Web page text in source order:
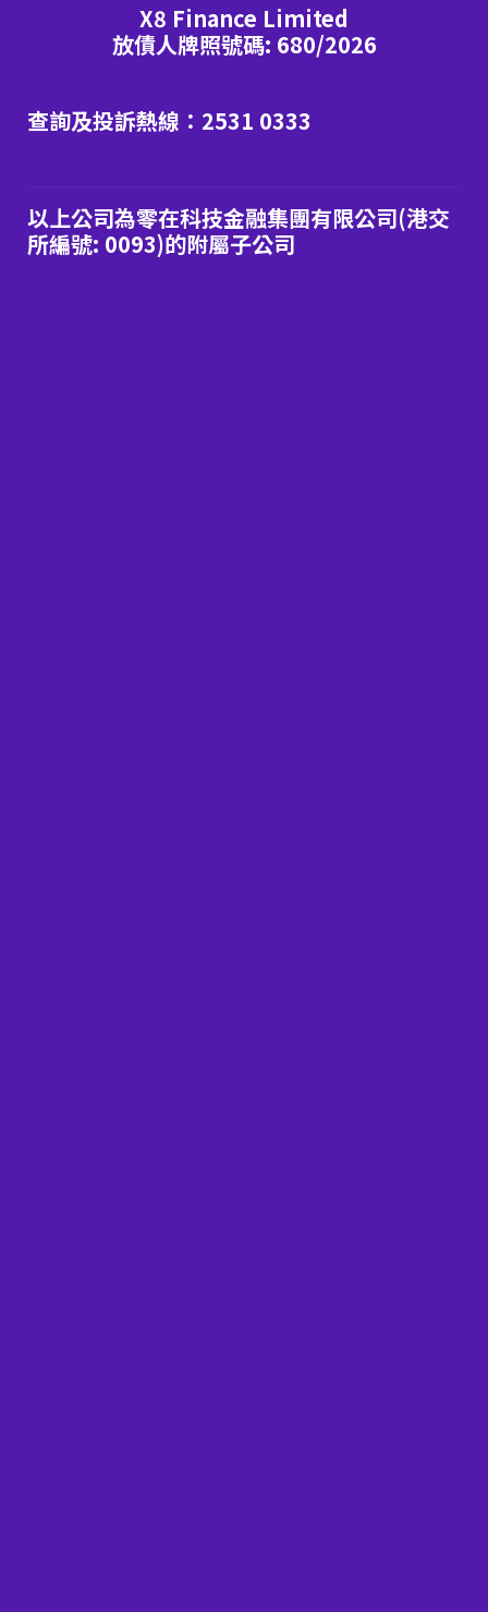
X8 Finance Limited
放債人牌照號碼: 680/2026
查詢及投訴熱線：2531 0333
以上公司為零在科技金融集團有限公司(港交
所編號: 0093)的附屬子公司